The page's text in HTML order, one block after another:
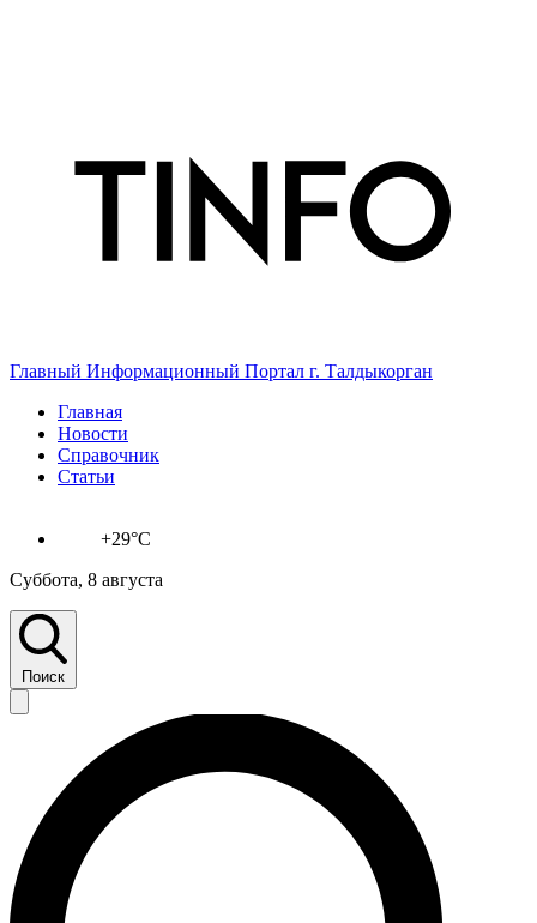
Главный Информационный Портал г. Талдыкорган
Главная
Новости
Справочник
Статьи
+29°C
Суббота, 8 августа
Поиск